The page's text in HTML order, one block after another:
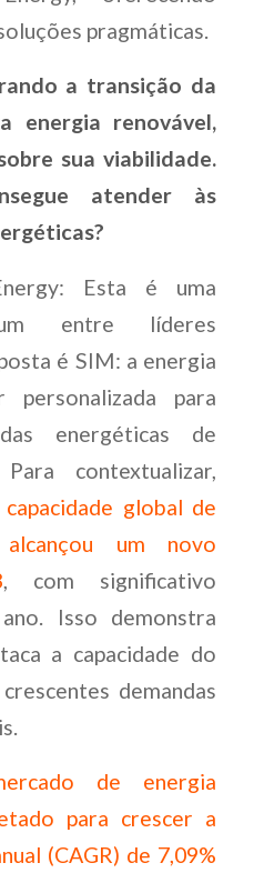
pragmáticas.
a transição da
energia renovável,
sua viabilidade.
atender às
Esta é uma
entre líderes
é SIM: a energia
para
energéticas de
contextualizar,
capacidade global de
um novo
, com significativo
Isso demonstra
a capacidade do
demandas
de energia
para crescer a
(CAGR) de 7,09%